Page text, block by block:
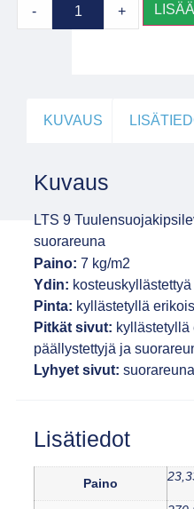
- +
KUVAUS
Kuvaus
LTS 9
suorareuna
Paino: 7 kg/m2
Ydin:
Pinta: kyllästetyllä
Pitkät sivut:
päällystettyjä ja
Lyhyet sivut:
Lisätiedot
Paino